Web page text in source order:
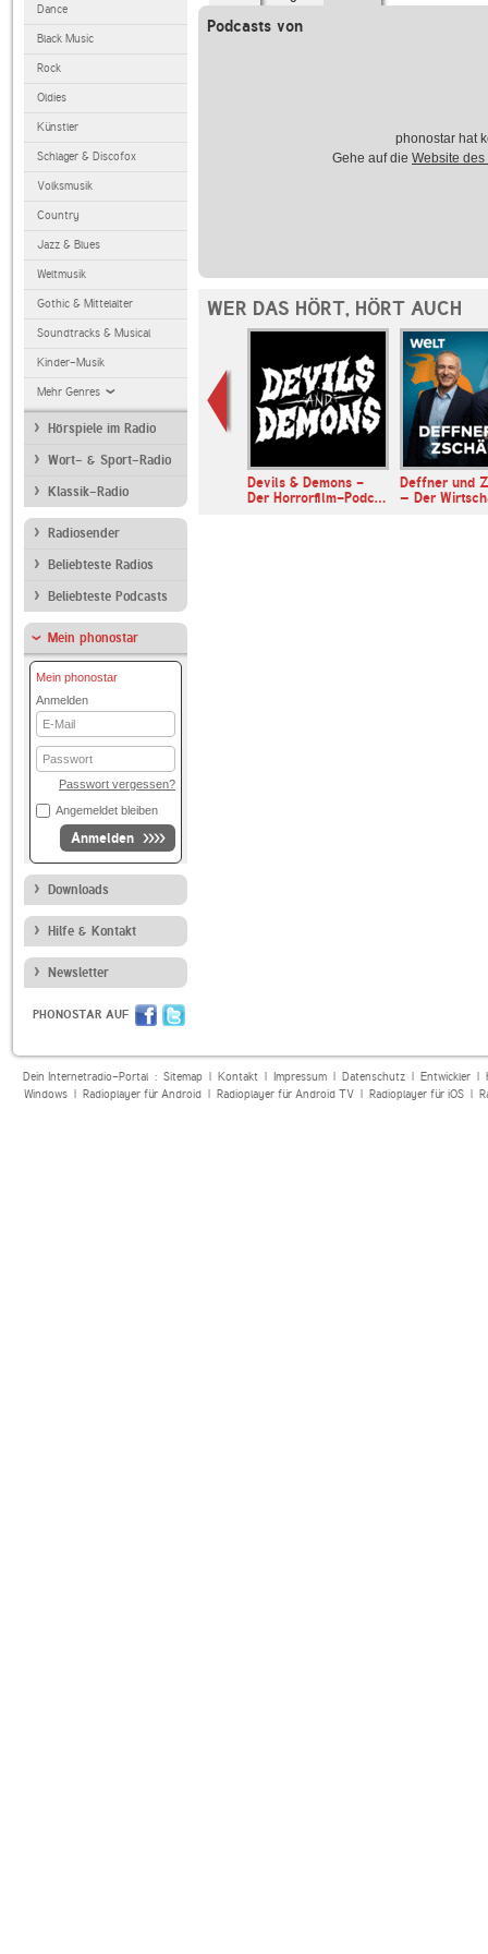
Dance
Black Music
Rock
Oldies
Künstler
Schlager & Discofox
Volksmusik
Country
Jazz & Blues
Weltmusik
Gothic & Mittelalter
Soundtracks & Musical
Kinder-Musik
Mehr Genres
Hörspiele im Radio
Wort- & Sport-Radio
Klassik-Radio
Radiosender
Beliebteste Radios
Beliebteste Podcasts
Mein phonostar
Mein phonostar
Anmelden
E-
Mail
Passwort
Passwort vergessen?
Angemeldet bleiben
Anmelden
Downloads
Hilfe & Kontakt
Newsletter
PHONOSTAR AUF
Podcasts von
phonostar hat
Gehe auf die Website
WER DAS HÖRT, HÖRT AUCH
& Somuncu
Devils & Demons -
Der Horrorfilm-Podc…
Deffner und
– Der
Dein Internetradio-Portal : Sitemap| Kontakt| Impressum| Datenschutz| Entwickler|
Windows| Radioplayer für Android| Radioplayer für Android TV| Radioplayer für iOS|